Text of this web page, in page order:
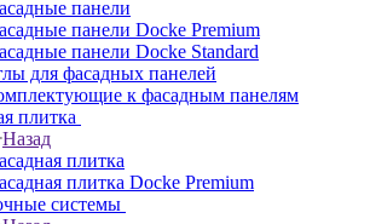
панели
панели Docke Premium
панели Docke Standard
для фасадных панелей
к фасадным панелям
плитка
Назад
плитка
плитка Docke Premium
системы